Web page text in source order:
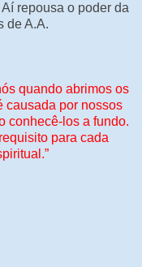
repousa o poder da
de A.A.
quando abrimos os
causada por nossos
conhecê-los a fundo.
para cada